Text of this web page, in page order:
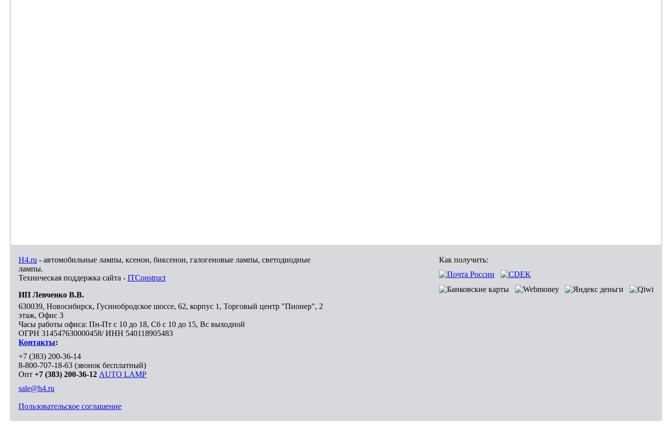
H4.ru - автомобильные лампы, ксенон, биксенон, галогеновые лампы, светодиодные
лампы.
Техническая поддержка сайта - ITConstruct
ИП Левченко В.В.
630039, Новосибирск, Гусинобродское шоссе, 62, корпус 1, Торговый центр "Пионер", 2
этаж, Офис 3
Часы работы офиса: Пн-Пт с 10 до 18, Сб с 10 до 15, Вс выходной
ОГРН 314547630000458/ ИНН 540118905483
Контакты:
+7 (383) 200-36-14
8-800-707-18-63 (звонок бесплатный)
Опт +7 (383) 200-36-12 AUTO LAMP
sale@h4.ru
Пользовательское соглашение
Как получить: